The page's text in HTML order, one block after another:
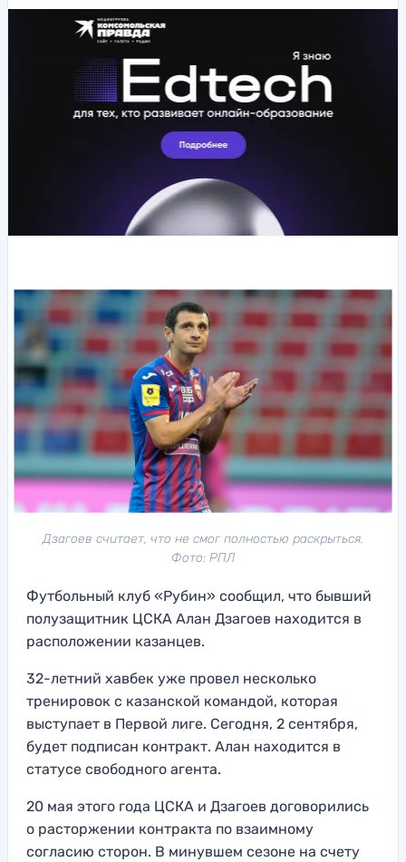
Дзагоев считает, что не смог полностью раскрыться.
Фото: РПЛ
Футбольный клуб «Рубин» сообщил, что бывший
полузащитник ЦСКА Алан Дзагоев находится в
расположении казанцев.
32-летний хавбек уже провел несколько
тренировок с казанской командой, которая
выступает в Первой лиге. Сегодня, 2 сентября,
будет подписан контракт. Алан находится в
статусе свободного агента.
20 мая этого года ЦСКА и Дзагоев договорились
о расторжении контракта по взаимному
согласию сторон. В минувшем сезоне на счету